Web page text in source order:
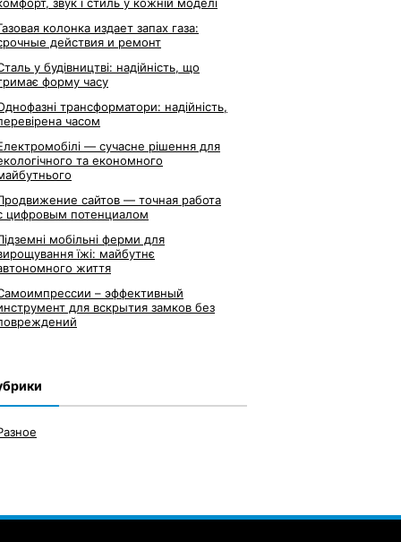
колонка издает запах газа:
действия и ремонт
у будівництві: надійність, що
форму часу
трансформатори: надійність,
часом
— сучасне рішення для
та економного
сайтов — точная работа
цифровым потенциалом
мобільні ферми для
їжі: майбутнє
життя
– эффективный
для вскрытия замков без